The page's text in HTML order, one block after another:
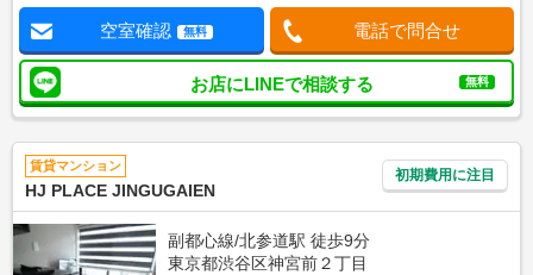
空室確認 無料 電話で問合せ
お店にLINEで相談する 無料
賃貸マンション
HJ PLACE JINGUGAIEN
初期費用に注目
副都心線/北参道駅 徒歩9分
東京都渋谷区神宮前２丁目